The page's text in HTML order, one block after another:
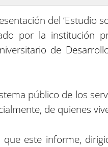
del ‘Estudio
por la institución
de
público de los
de quienes
este informe,